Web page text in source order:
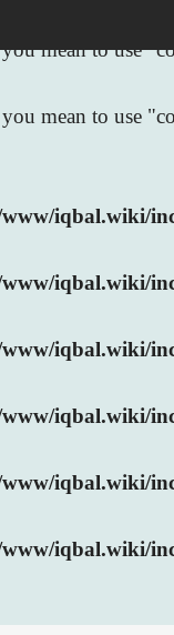
mean to use
mean to use
www/iqbal.wiki/
www/iqbal.wiki/
www/iqbal.wiki/
www/iqbal.wiki/
www/iqbal.wiki/
www/iqbal.wiki/